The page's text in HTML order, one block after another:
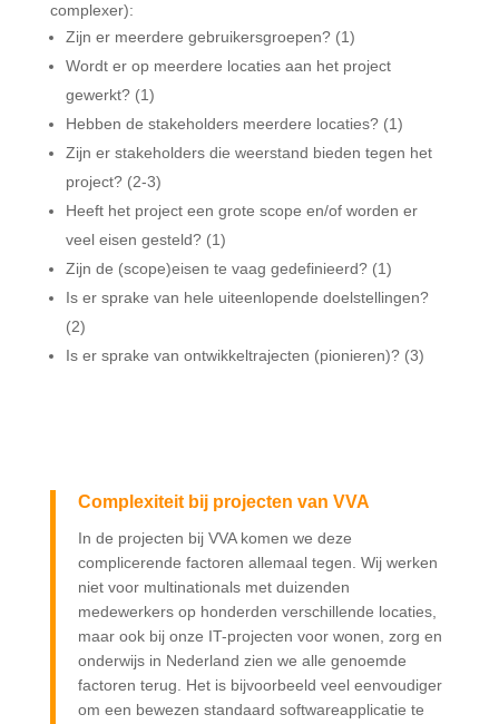
complexer):
Zijn er meerdere gebruikersgroepen? (1)
Wordt er op meerdere locaties aan het project
gewerkt? (1)
Hebben de stakeholders meerdere locaties? (1)
Zijn er stakeholders die weerstand bieden tegen het
project? (2-3)
Heeft het project een grote scope en/of worden er
veel eisen gesteld? (1)
Zijn de (scope)eisen te vaag gedefinieerd? (1)
Is er sprake van hele uiteenlopende doelstellingen?
(2)
Is er sprake van ontwikkeltrajecten (pionieren)? (3)
Complexiteit bij projecten van VVA
In de projecten bij VVA komen we deze
complicerende factoren allemaal tegen. Wij werken
niet voor multinationals met duizenden
medewerkers op honderden verschillende locaties,
maar ook bij onze IT-projecten voor wonen, zorg en
onderwijs in Nederland zien we alle genoemde
factoren terug. Het is bijvoorbeeld veel eenvoudiger
om een bewezen standaard softwareapplicatie te